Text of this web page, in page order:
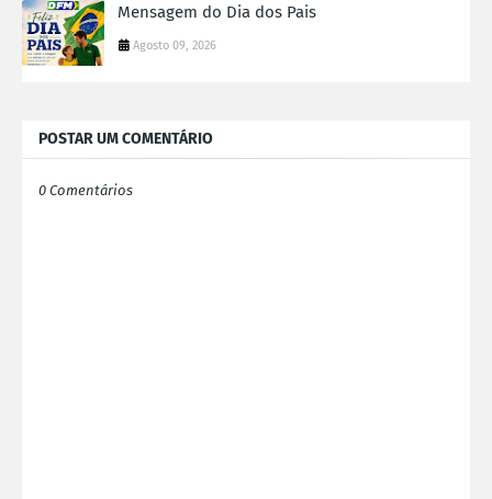
Mensagem do Dia dos Pais
Agosto 09, 2026
POSTAR UM COMENTÁRIO
0 Comentários